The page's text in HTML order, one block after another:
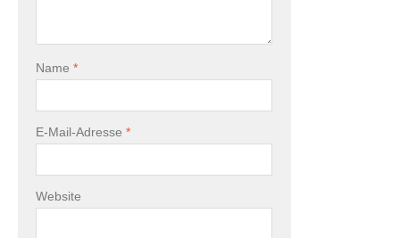
Name *
E-Mail-Adresse *
Website